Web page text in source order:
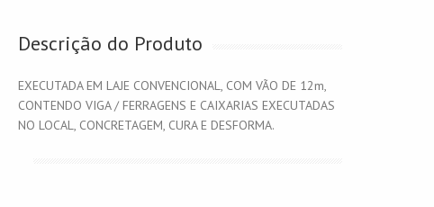
Descrição do Produto
EXECUTADA EM LAJE CONVENCIONAL, COM VÃO DE 12m,
CONTENDO VIGA / FERRAGENS E CAIXARIAS EXECUTADAS
NO LOCAL, CONCRETAGEM, CURA E DESFORMA.